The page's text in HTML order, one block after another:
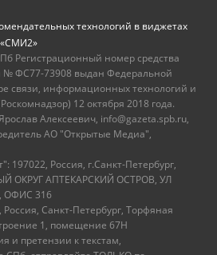
технологий в виджетах
Регистрационный номер средства
ФС77-73908 выдан Федеральной
связи, информационных технологий и
12 октября 2018 года.
Алексеевич, info@gazeta.spb.ru,
АО "Открытые Медиа",
197022, Россия, г.Санкт-Петербург,
ОКРУГ АПТЕКАРСКИЙ ОСТРОВ, УЛ
ОФИС 316
Санкт-Петербург, Торфяная
1, помещение 67Н
и претензии к текстам,